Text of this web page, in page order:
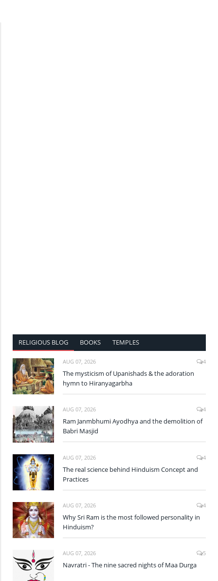
RELIGIOUS BLOG BOOKS TEMPLES
AUG 07, 2026 4
The mysticism of Upanishads & the adoration
hymn to Hiranyagarbha
AUG 07, 2026 4
Ram Janmbhumi Ayodhya and the demolition of
Babri Masjid
AUG 07, 2026 4
The real science behind Hinduism Concept and
Practices
AUG 07, 2026 4
Why Sri Ram is the most followed personality in
Hinduism?
AUG 07, 2026 5
Navratri - The nine sacred nights of Maa Durga